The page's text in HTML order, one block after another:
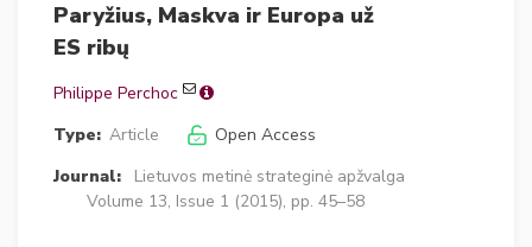
Paryžius, Maskva ir Europa už
ES ribų
Philippe Perchoc
Type: Article
Open Access
Journal:
Lietuvos metinė strateginė apžvalga
Volume 13, Issue 1 (2015), pp. 45–58